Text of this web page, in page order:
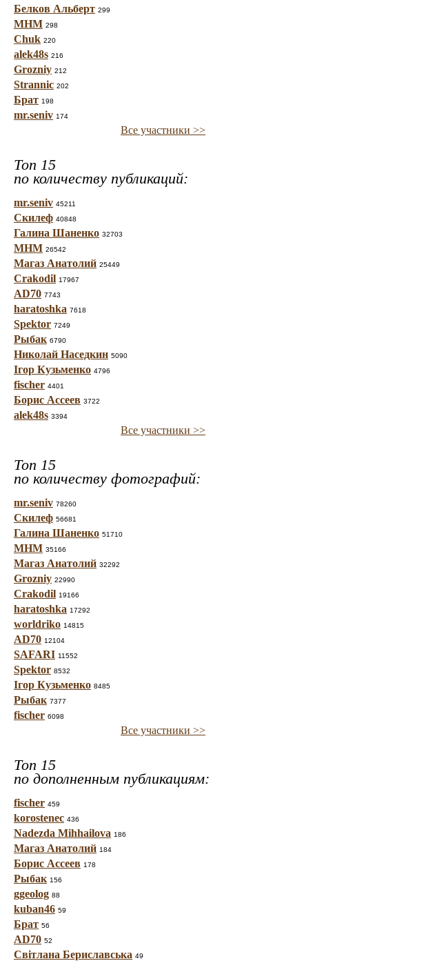
Белков Альберт 299
МНМ 298
Chuk 220
alek48s 216
Grozniy 212
Strannic 202
Брат 198
mr.seniv 174
Все участники >>
Топ 15
по количеству публикаций:
mr.seniv 45211
Скилеф 40848
Галина Шаненко 32703
МНМ 26542
Магаз Анатолий 25449
Crakodil 17967
AD70 7743
haratoshka 7618
Spektor 7249
Рыбак 6790
Николай Наседкин 5090
Ігор Кузьменко 4796
fischer 4401
Борис Ассеев 3722
alek48s 3394
Все участники >>
Топ 15
по количеству фотографий:
mr.seniv 78260
Скилеф 56681
Галина Шаненко 51710
МНМ 35166
Магаз Анатолий 32292
Grozniy 22990
Crakodil 19166
haratoshka 17292
worldriko 14815
AD70 12104
SAFARI 11552
Spektor 8532
Ігор Кузьменко 8485
Рыбак 7377
fischer 6098
Все участники >>
Топ 15
по дополненным публикациям:
fischer 459
korostenec 436
Nadezda Mihhailova 186
Магаз Анатолий 184
Борис Ассеев 178
Рыбак 156
ggeolog 88
kuban46 59
Брат 56
AD70 52
Світлана Бериславська 49